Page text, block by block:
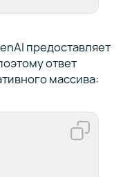
предоставляет
ответ
массива: